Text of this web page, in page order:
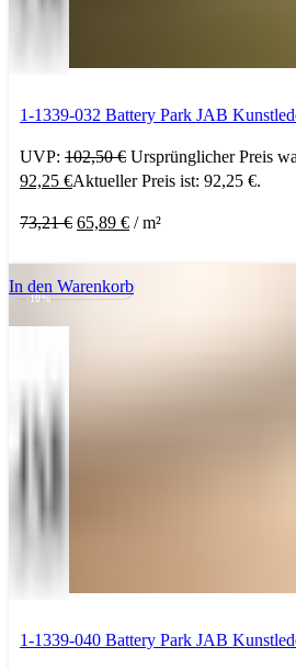
1-1339-032 Battery Park JAB
UVP: 102,50€ Ursprünglicher Preis
92,25 €Aktueller Preis ist: 92,25 €.
73,21€ 65,89 € /m²
-10%
In den Warenkorb
1-1339-040 Battery Park JAB